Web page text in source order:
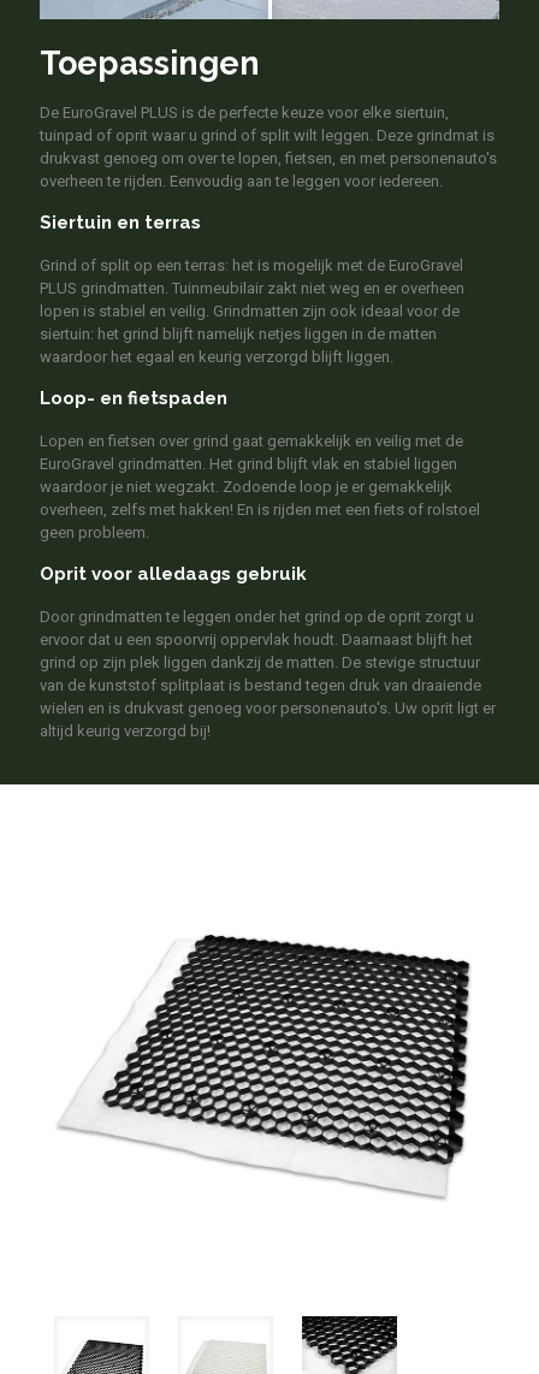
Toepassingen
De EuroGravel PLUS is de perfecte keuze voor elke siertuin,
tuinpad of oprit waar u grind of split wilt leggen. Deze grindmat is
drukvast genoeg om over te lopen, fietsen, en met personenauto's
overheen te rijden. Eenvoudig aan te leggen voor iedereen.
Siertuin en terras
Grind of split op een terras: het is mogelijk met de EuroGravel
PLUS grindmatten. Tuinmeubilair zakt niet weg en er overheen
lopen is stabiel en veilig. Grindmatten zijn ook ideaal voor de
siertuin: het grind blijft namelijk netjes liggen in de matten
waardoor het egaal en keurig verzorgd blijft liggen.
Loop- en fietspaden
Lopen en fietsen over grind gaat gemakkelijk en veilig met de
EuroGravel grindmatten. Het grind blijft vlak en stabiel liggen
waardoor je niet wegzakt. Zodoende loop je er gemakkelijk
overheen, zelfs met hakken! En is rijden met een fiets of rolstoel
geen probleem.
Oprit voor alledaags gebruik
Door grindmatten te leggen onder het grind op de oprit zorgt u
ervoor dat u een spoorvrij oppervlak houdt. Daarnaast blijft het
grind op zijn plek liggen dankzij de matten. De stevige structuur
van de kunststof splitplaat is bestand tegen druk van draaiende
wielen en is drukvast genoeg voor personenauto's. Uw oprit ligt er
altijd keurig verzorgd bij!